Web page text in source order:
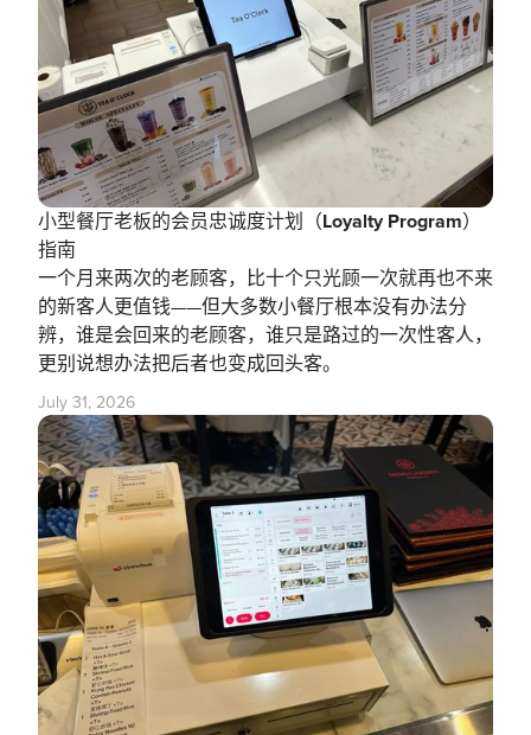
小型餐厅老板的会员忠诚度计划（Loyalty Program）
指南
一个月来两次的老顾客，比十个只光顾一次就再也不来
的新客人更值钱——但大多数小餐厅根本没有办法分
辨，谁是会回来的老顾客，谁只是路过的一次性客人，
更别说想办法把后者也变成回头客。
July 31, 2026